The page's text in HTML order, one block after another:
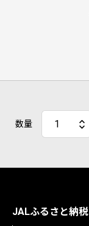
数量
JALふるさと納税